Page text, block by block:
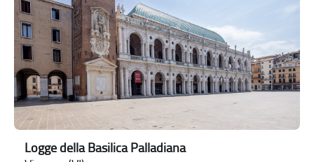
Logge della Basilica Palladiana